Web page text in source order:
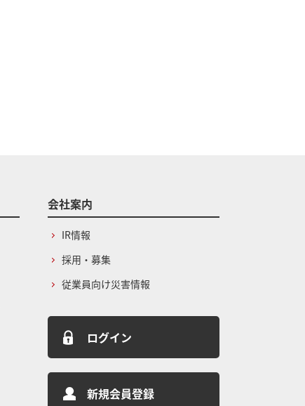
会社案内
IR情報
採用・募集
従業員向け災害情報
ログイン
新規会員登録